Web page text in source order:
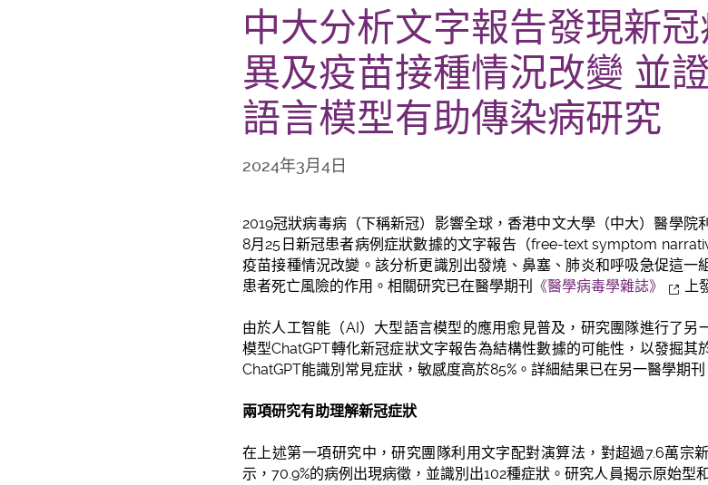
中大分析文字報告發現新
異及疫苗接種情況改變 並
語言模型有助傳染病研究
2024年3月4日
2019冠狀病毒病（下稱新冠）影響全球，香港中文大學（中大）醫學院
8月25日新冠患者病例症狀數據的文字報告（free-text symptom
疫苗接種情況改變。該分析更識別出發燒、鼻塞、肺炎和呼吸急促這一
患者死亡風險的作用。相關研究已在醫學期刊
《醫學病毒學雜誌》 上
由於人工智能（AI）大型語言模型的應用愈見普及，研究團隊進行了
模型ChatGPT轉化新冠症狀文字報告為結構性數據的可能性，以發掘其
ChatGPT能識別常見症狀，敏感度高於85%。詳細結果已在另一醫學期刊
兩項研究有助理解新冠症狀
在上述第一項研究中，研究團隊利用文字配對演算法，對超過7.6萬宗
示，70.9%的病例出現病徵，並識別出102種症狀。研究人員揭示原始型